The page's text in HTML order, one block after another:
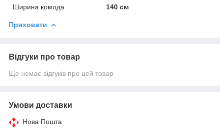
Ширина комода 140 см
Приховати
Відгуки про товар
Ще немає відгуків про цей товар
Умови доставки
Нова Пошта